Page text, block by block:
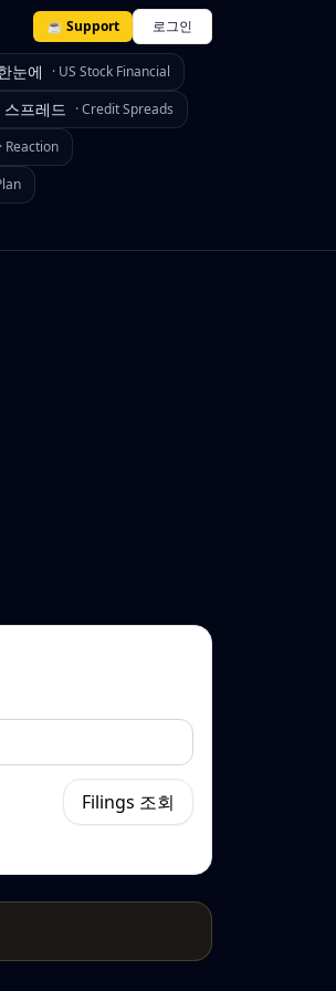
☕ Support 로그인
눈에 · US Stock Financial
스프레드 ·Credit Spreads
· Reaction
Filings 조회